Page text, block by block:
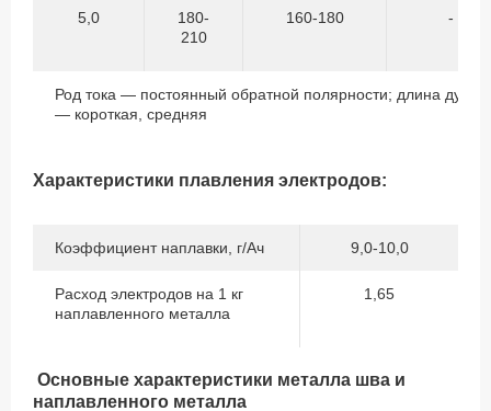
5,0
180-
210
160-180 -
Род тока — постоянный обратной полярности; длина дуги
— короткая, средняя
Характеристики плавления электродов:
Коэффициент наплавки, г/Ач 9,0-10,0
Расход электродов на 1 кг
наплавленного металла
1,65
Основные характеристики металла шва и
наплавленного металла